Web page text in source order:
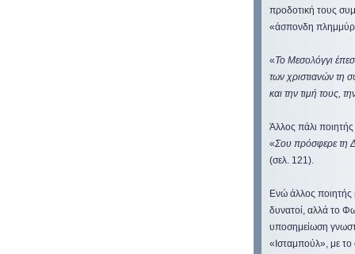
προδοτική τους
«άσπονδη
«Το Μεσολόγγι
των χριστιανών τη
και την τιμή τους,
Άλλος πάλι
«Σου πρόσφερε τη
(σελ. 121).
Ενώ άλλος ποιητής
δυνατοί, αλλά το
υποσημείωση
«Ισταμπούλ», με το